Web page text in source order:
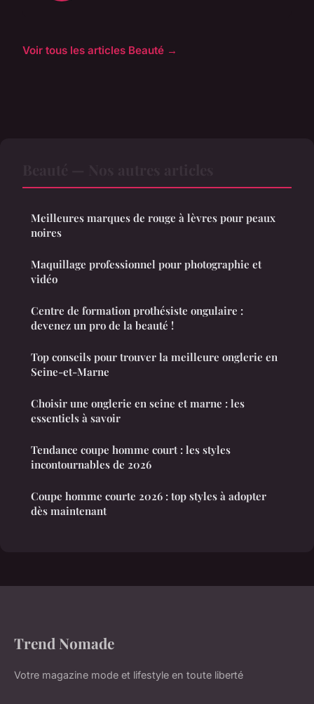
Voir tous les articles Beauté →
Meilleures marques de rouge à lèvres pour peaux
noires
Maquillage professionnel pour photographie et
vidéo
Centre de formation prothésiste ongulaire :
devenez un pro de la beauté !
Top conseils pour trouver la meilleure onglerie en
Seine-et-Marne
Choisir une onglerie en seine et marne : les
essentiels à savoir
Tendance coupe homme court : les styles
incontournables de 2026
Coupe homme courte 2026 : top styles à adopter
dès maintenant
Trend Nomade
Votre magazine mode et lifestyle en toute liberté